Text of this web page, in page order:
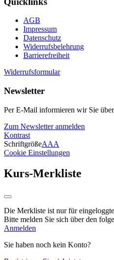
AGB
Impressum
Datenschutz
Widerrufsbelehrung
Barrierefreiheit
Widerrufsformular
Newsletter
Per E-Mail informieren wir Sie
Zum Newsletter anmelden
Kontrast
SchriftgrößeAAA
Cookie Einstellungen
Kurs-Merkliste
Die Merkliste ist nur für
Bitte melden Sie sich über den
Anmelden
Sie haben noch kein Konto?